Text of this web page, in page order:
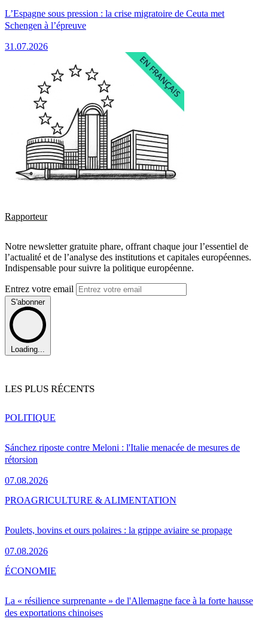
L’Espagne sous pression : la crise migratoire de Ceuta met
Schengen à l’épreuve
31.07.2026
Rapporteur
Notre newsletter gratuite phare, offrant chaque jour l’essentiel de
l’actualité et de l’analyse des institutions et capitales européennes.
Indispensable pour suivre la politique européenne.
Entrez votre email
S'abonner
Loading...
LES PLUS RÉCENTS
Sánchez riposte contre Meloni : l'Italie menacée de mesures de
rétorsion
07.08.2026
POLITIQUE
Poulets, bovins et ours polaires : la grippe aviaire se propage
07.08.2026
PROAGRICULTURE & ALIMENTATION
La « résilience surprenante » de l'Allemagne face à la forte hausse
des exportations chinoises
ÉCONOMIE